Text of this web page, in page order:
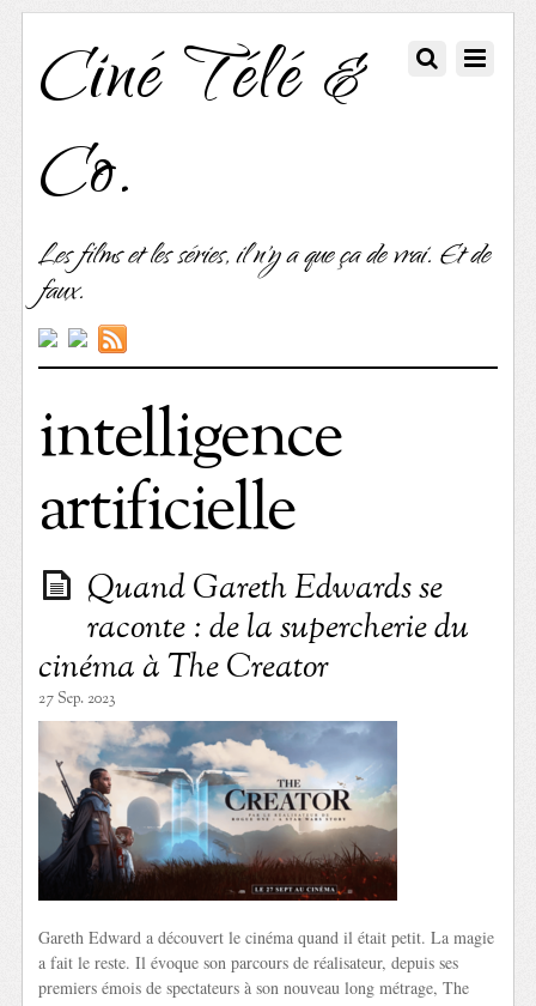
Ciné Télé &
Co.
Les films et les séries, il n'y a que ça de vrai. Et de
faux.
intelligence
artificielle
Quand Gareth Edwards se
raconte : de la supercherie du
cinéma à The Creator
27 Sep. 2023
Gareth Edward a découvert le cinéma quand il était petit. La magie
a fait le reste. Il évoque son parcours de réalisateur, depuis ses
premiers émois de spectateurs à son nouveau long métrage, The